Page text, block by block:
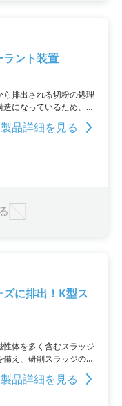
ント装置
ら排出される切粉の処理
になっているため、定
きます。タンク掃除が
の無料デモ機の貸し出
製品詳細を見る
に排出！K型ス
体を多く含むスラッジ
え、研削スラッジの排
す。また、水溶性クー
可能。さらに、複数の
製品詳細を見る